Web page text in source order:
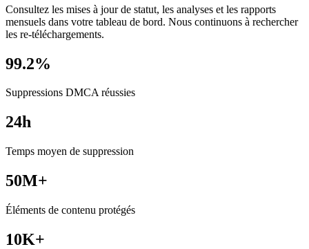
Consultez les mises à jour de statut, les analyses et les rapports
mensuels dans votre tableau de bord. Nous continuons à rechercher
les re-téléchargements.
99.2%
Suppressions DMCA réussies
24h
Temps moyen de suppression
50M+
Éléments de contenu protégés
10K+